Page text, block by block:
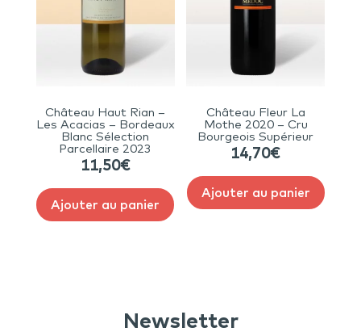
Château Haut Rian –
Les Acacias – Bordeaux
Blanc Sélection
Parcellaire 2023
11,50€
Ajouter au panier
Château Fleur La
Mothe 2020 – Cru
Bourgeois Supérieur
14,70€
Ajouter au panier
Newsletter